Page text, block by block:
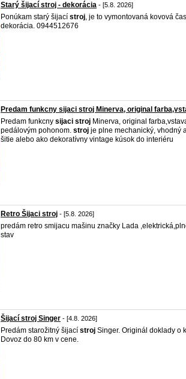
Starý šijací stroj - dekorácia - [5.8. 2026]
Ponúkam starý šijací stroj, je to vymontovaná kovová
dekorácia. 0944512676
Predam funkcny sijaci stroj Minerva, original
Predam funkcny sijaci stroj Minerva, original
pedálovým pohonom. stroj je plne mechanický, vhodný
šitie alebo ako dekoratívny vintage kúsok do interiéru
Retro Šijaci stroj - [5.8. 2026]
predám retro smijacu mašinu značky Lada
stav
Šijací stroj Singer - [4.8. 2026]
Predám starožitný šijací stroj Singer. Originál doklady o
Dovoz do 80 km v cene.